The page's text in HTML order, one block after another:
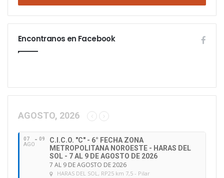
e
s
s
e
c
ó
Encontranos en Facebook
AGOSTO, 2026
07
AGO
09
C.I.C.O. "C" - 6° FECHA ZONA
METROPOLITANA NOROESTE - HARAS DEL
SOL - 7 AL 9 DE AGOSTO DE 2026
7 AL 9 DE AGOSTO DE 2026
HARAS DEL SOL, RP25 km 7,5 - Pilar